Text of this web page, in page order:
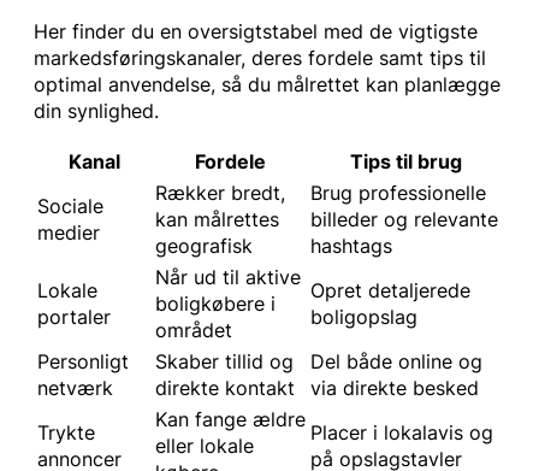
Her finder du en oversigtstabel med de vigtigste
markedsføringskanaler, deres fordele samt tips til
optimal anvendelse, så du målrettet kan planlægge
din synlighed.
Kanal Fordele
Tips til brug
Sociale
medier
Rækker bredt,
kan målrettes
geografisk
Brug professionelle
billeder og relevante
hashtags
Lokale
portaler
Når ud til aktive
boligkøbere i
området
Opret detaljerede
boligopslag
Personligt
netværk
Skaber tillid og
direkte kontakt
Del både online og
via direkte besked
Trykte
annoncer
Kan fange ældre
eller lokale
Placer i lokalavis og
på opslagstavler